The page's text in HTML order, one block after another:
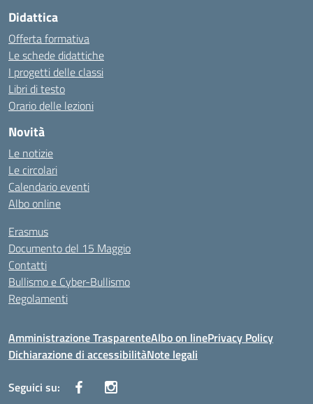
Didattica
Offerta formativa
Le schede didattiche
I progetti delle classi
Libri di testo
Orario delle lezioni
Novità
Le notizie
Le circolari
Calendario eventi
Albo online
Erasmus
Documento del 15 Maggio
Contatti
Bullismo e Cyber-Bullismo
Regolamenti
Amministrazione TrasparenteAlbo on linePrivacy Policy
Dichiarazione di accessibilitàNote legali
Seguici su: